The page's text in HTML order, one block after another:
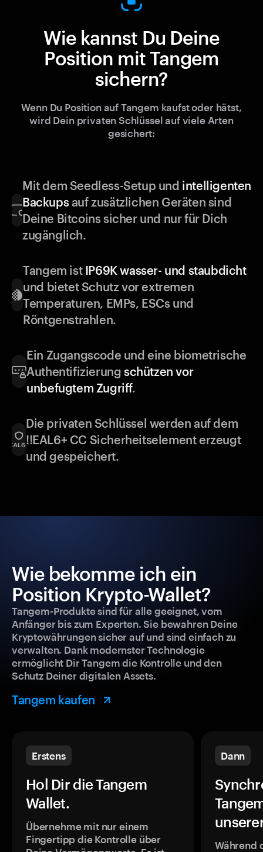
Wie kannst Du Deine
Position mit Tangem
sichern?
Wenn Du Position auf Tangem kaufst oder hätst,
wird Dein privaten Schlüssel auf viele Arten
gesichert:
Mit dem Seedless-Setup und intelligenten
Backupsauf zusätzlichen Geräten sind
Deine Bitcoins sicher und nur für Dich
zugänglich.
Tangem ist IP69K wasser- und staubdicht
und bietet Schutz vor extremen
Temperaturen, EMPs, ESCs und
Röntgenstrahlen.
Ein Zugangscode und eine biometrische
Authentifizierung schützen vor
unbefugtem Zugriff.
Die privaten Schlüssel werden auf dem
!!EAL6+ CC Sicherheitselement erzeugt
und gespeichert.
Wie bekomme ich ein
Position Krypto-Wallet?
Tangem-Produkte sind für alle geeignet, vom
Anfänger bis zum Experten. Sie bewahren Deine
Kryptowährungen sicher auf und sind einfach zu
verwalten. Dank modernster Technologie
ermöglicht Dir Tangem die Kontrolle und den
Schutz Deiner digitalen Assets.
Tangem kaufen
Erstens
Hol Dir die Tangem
Wallet.
Übernehme mit nur einem
Fingertipp die Kontrolle über
Dann
Während